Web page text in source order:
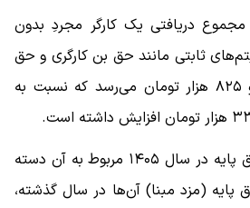
دریافتی یک کارگر مجردِ بدون
ثابتی مانند حق بن کارگری و حق
مسکن، به ۲۱ میلیون و ۸۲۵ هزار تومان می‌رسد که نسبت به
افزایش ۶۰ درصدی حقوق پایه در سال ۱۴۰۵ مربوط به آن دسته
پایه (مزد مبنا) آن‌ها در سال گذشته،